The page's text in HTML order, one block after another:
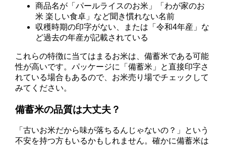
商品名が「パールライスのお米」「わが家のお
米 楽しい食卓」など聞き慣れない名前
収穫時期の印字がない、または「令和4年産」な
ど過去の年産が記載されている
これらの特徴に当てはまるお米は、備蓄米である可能
性が高いです。パッケージに「備蓄米」と直接印字さ
れている場合もあるので、お米売り場でチェックして
みてください。
備蓄米の品質は大丈夫？
「古いお米だから味が落ちるんじゃないの？」という
不安を持つ方もいるかもしれません。確かに備蓄米は